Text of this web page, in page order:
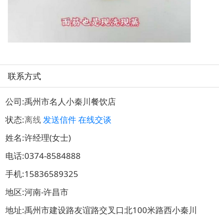
联系方式
公司:禹州市名人小秦川餐饮店
状态:离线发送信件在线交谈
姓名:许经理(女士)
电话:0374-8584888
手机:15836589325
地区:河南-许昌市
地址:禹州市建设路友谊路交叉口北100米路西小秦川